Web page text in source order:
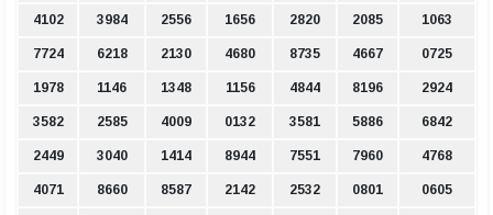
4102 3984 2556 1656 2820 2085 1063
7724 6218 2130 4680 8735 4667 0725
1978 1146 1348 1156 4844 8196 2924
3582 2585 4009 0132 3581 5886 6842
2449 3040 1414 8944 7551 7960 4768
4071 8660 8587 2142 2532 0801 0605